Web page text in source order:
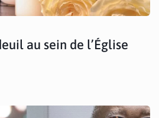
au sein de l’Église